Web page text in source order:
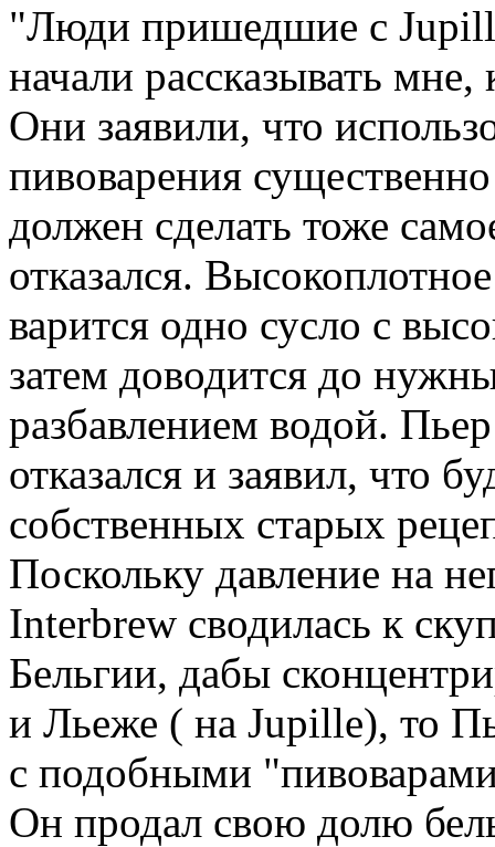
"Люди пришедшие с
начали рассказывать
Они заявили, что
пивоварения
должен сделать тоже
отказался.
варится одно сусло с
затем доводится до
разбавлением водой.
отказался и заявил, что
собственных старых
Поскольку давление на
Interbrew сводилась к
Бельгии, дабы
и Льеже ( на Jupille), то
с подобными
Он продал свою долю